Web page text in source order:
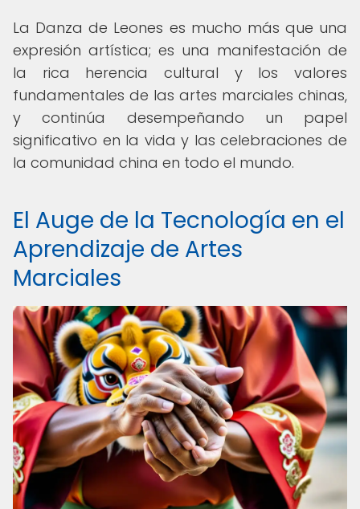
La Danza de Leones es mucho más que una
expresión artística; es una manifestación de
la rica herencia cultural y los valores
fundamentales de las artes marciales chinas,
y continúa desempeñando un papel
significativo en la vida y las celebraciones de
la comunidad china en todo el mundo.
El Auge de la Tecnología en el
Aprendizaje de Artes
Marciales